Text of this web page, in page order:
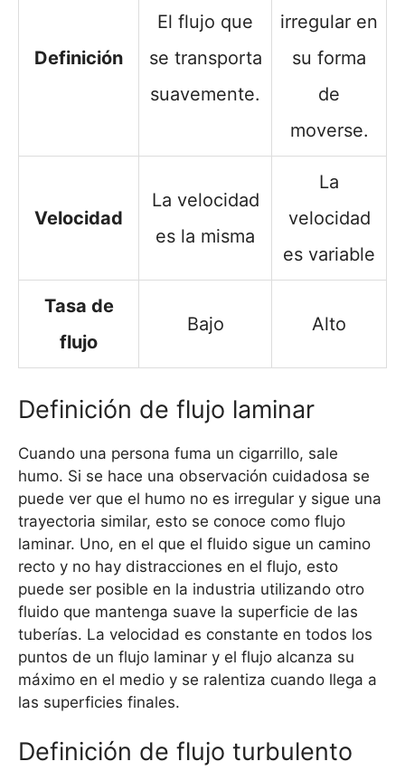
Definición
El flujo que
se transporta
suavemente.
irregular en
su forma
de
moverse.
Velocidad
La velocidad
es la misma
La
velocidad
es variable
Tasa de
flujo
Bajo Alto
Definición de flujo laminar
Cuando una persona fuma un cigarrillo, sale
humo. Si se hace una observación cuidadosa se
puede ver que el humo no es irregular y sigue una
trayectoria similar, esto se conoce como flujo
laminar. Uno, en el que el fluido sigue un camino
recto y no hay distracciones en el flujo, esto
puede ser posible en la industria utilizando otro
fluido que mantenga suave la superficie de las
tuberías. La velocidad es constante en todos los
puntos de un flujo laminar y el flujo alcanza su
máximo en el medio y se ralentiza cuando llega a
las superficies finales.
Definición de flujo turbulento